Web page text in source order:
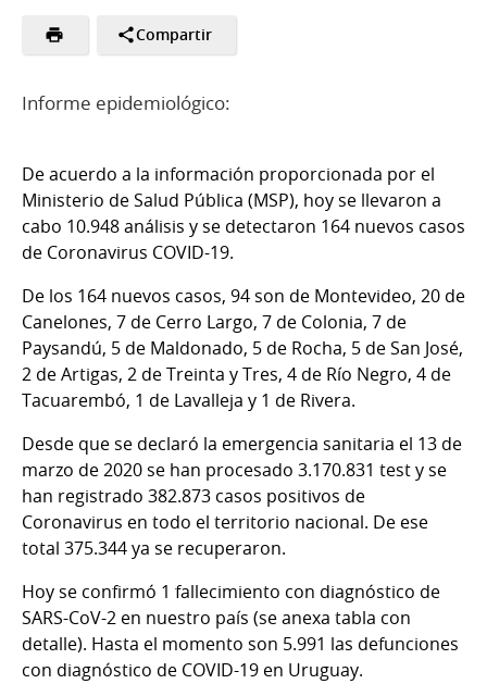
Compartir
Informe epidemiológico:
De acuerdo a la información proporcionada por el
Ministerio de Salud Pública (MSP), hoy se llevaron a
cabo 10.948 análisis y se detectaron 164 nuevos casos
de Coronavirus COVID-19.
De los 164 nuevos casos, 94 son de Montevideo, 20 de
Canelones, 7 de Cerro Largo, 7 de Colonia, 7 de
Paysandú, 5 de Maldonado, 5 de Rocha, 5 de San José,
2 de Artigas, 2 de Treinta y Tres, 4 de Río Negro, 4 de
Tacuarembó, 1 de Lavalleja y 1 de Rivera.
Desde que se declaró la emergencia sanitaria el 13 de
marzo de 2020 se han procesado 3.170.831 test y se
han registrado 382.873 casos positivos de
Coronavirus en todo el territorio nacional. De ese
total 375.344 ya se recuperaron.
Hoy se confirmó 1 fallecimiento con diagnóstico de
SARS-CoV-2 en nuestro país (se anexa tabla con
detalle). Hasta el momento son 5.991 las defunciones
con diagnóstico de COVID-19 en Uruguay.